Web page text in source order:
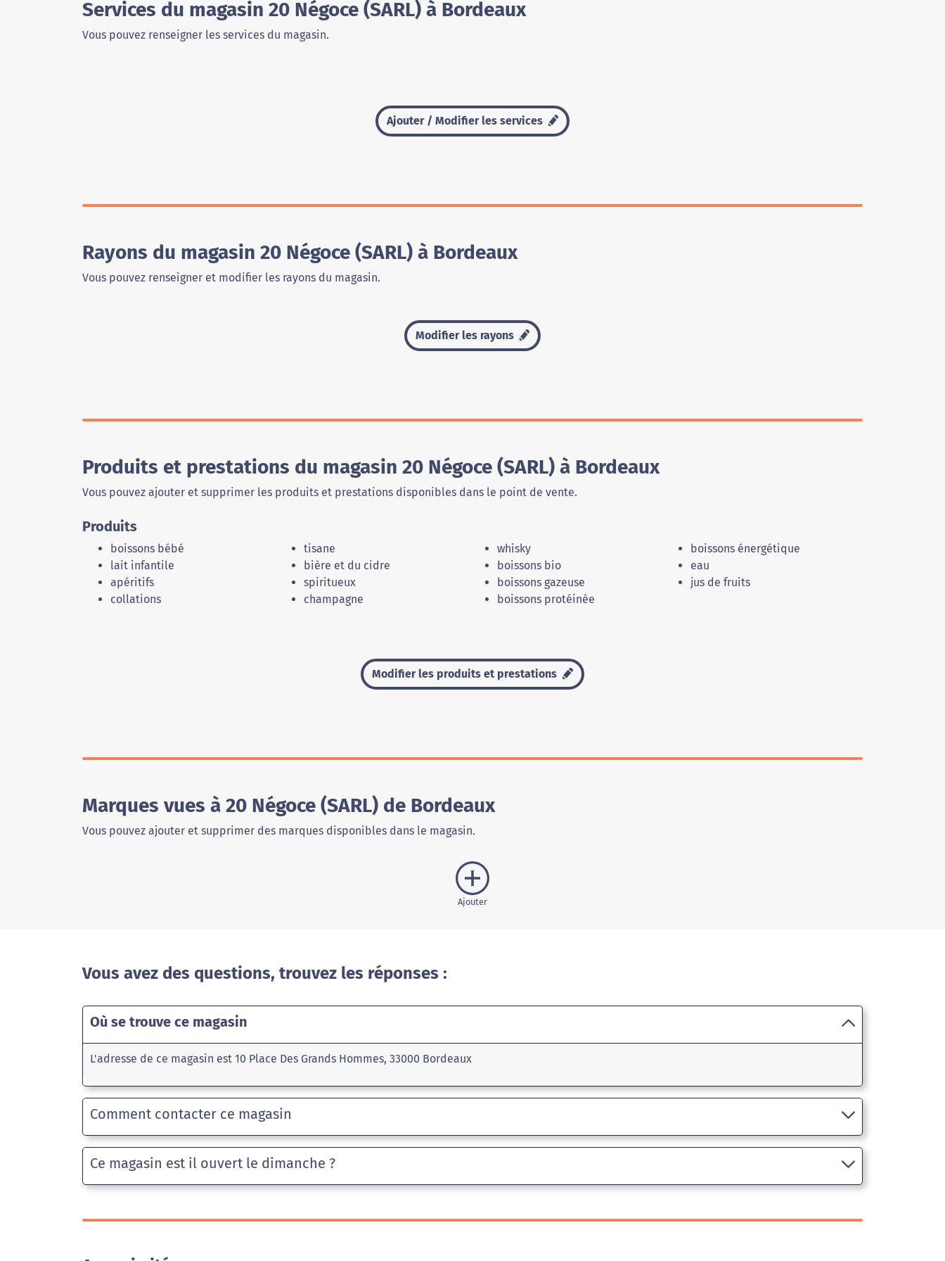
Services du magasin 20 Négoce (SARL) à Bordeaux
Vous pouvez renseigner les services du magasin.
Ajouter / Modifier les services
Rayons du magasin 20 Négoce (SARL) à Bordeaux
Vous pouvez renseigner et modifier les rayons du magasin.
Modifier les rayons
Produits et prestations du magasin 20 Négoce (SARL) à Bordeaux
Vous pouvez ajouter et supprimer les produits et prestations disponibles dans le point de vente.
Produits
boissons bébé
lait infantile
apéritifs
collations
tisane
bière et du cidre
spiritueux
champagne
whisky
boissons bio
boissons gazeuse
boissons protéinée
boissons énergétique
eau
jus de fruits
Modifier les produits et prestations
Marques vues à 20 Négoce (SARL) de Bordeaux
Vous pouvez ajouter et supprimer des marques disponibles dans le magasin.
Ajouter
Vous avez des questions, trouvez les réponses :
Où se trouve ce magasin
L'adresse de ce magasin est 10 Place Des Grands Hommes, 33000 Bordeaux
Comment contacter ce magasin
Ce magasin est il ouvert le dimanche ?